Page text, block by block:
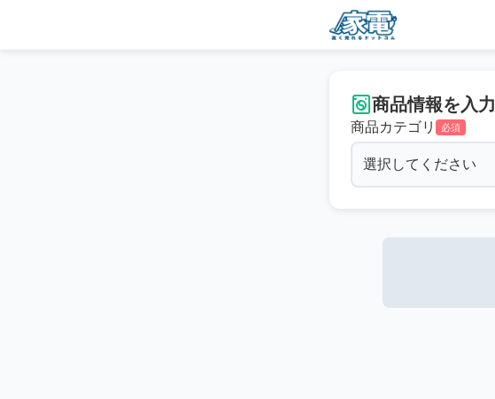
商品情報を入力
商品カテゴリ 必須